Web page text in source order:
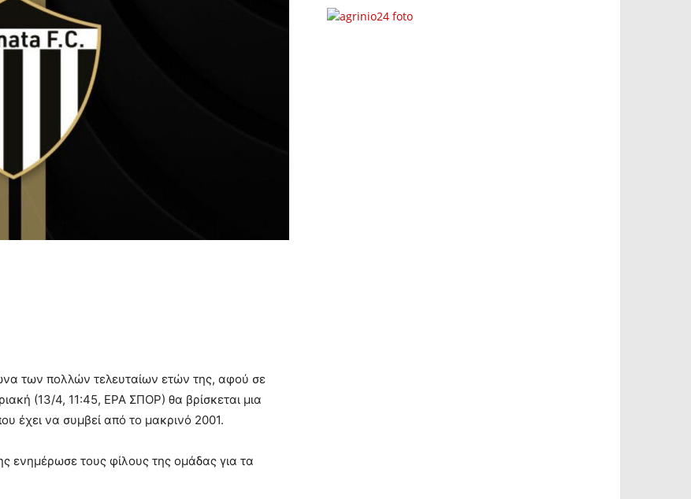
των πολλών τελευταίων ετών της, αφού σε
(13/4, 11:45, ΕΡΑ ΣΠΟΡ) θα βρίσκεται μια
έχει να συμβεί από το μακρινό 2001.
ενημέρωσε τους φίλους της ομάδας για τα